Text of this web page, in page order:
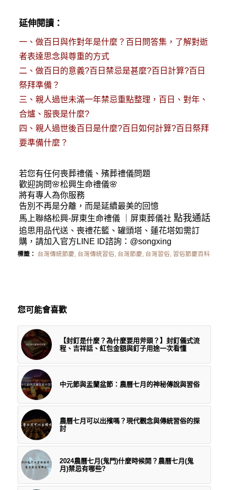
延伸閱讀：
一、 做百日與作對年是什麼？百日問答集，了解對逝
者表達思念與尊重的方式
二、 做百日的意義?百日禁忌是甚麼?百日計算?百日
祭拜準備？
三、 親人過世未滿一年禁忌重點整理，百日、對年、
合爐、服喪是什麼?
四、 親人過世後百日是什麼?百日如何計算?百日祭拜
要準備什麼？
若您有任何喪葬禮儀、殯葬禮儀問題
歡迎詢問🌸松興生命禮儀🌸
將有專人為你服務
告別不再是分離，而是延續最美的回憶
馬上聯絡松興-屏東生命禮儀｜ 屏東葬儀社 點我通話
追思用品代送、喪禮花籃、罐頭塔、蓮花塔如需訂
購，請加入官方LINE ID諮詢： @songxing
標籤： 台灣傳統節慶 台灣傳統習俗 台灣節慶 台灣習俗 習俗節慶百科
您可能會喜歡
【封釘是什麼？為什麼要用斧頭？】封釘儀式流
程、吉祥話、紅包金額與釘子用途一次看懂
中元節與盂蘭盆節：農曆七月的神秘傳說與習俗
農曆七月可以出殯嗎？現代觀念與傳統習俗的探
討
2024農曆七月(鬼門)什麼時候開？農曆七月(鬼
月)禁忌有哪些?